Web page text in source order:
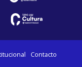
Contacto